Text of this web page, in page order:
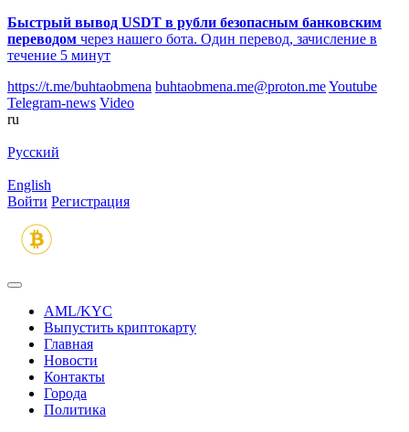
Быстрый вывод USDT в рубли безопасным банковским
переводом через нашего бота. Один перевод, зачисление в
течение 5 минут
https://t.me/buhtaobmena buhtaobmena.me@proton.meYoutube
Telegram-news Video
ru
Русский
English
Войти Регистрация
AML/KYC
Выпустить криптокарту
Главная
Новости
Контакты
Города
Политика